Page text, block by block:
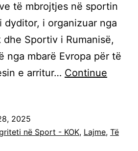
të mbrojtjes në sportin
dyditor, i organizuar nga
dhe Sportiv i Rumanisë,
nga mbarë Evropa për të
e arritur… Continue
2025
në Sport - KOK, Lajme, Të